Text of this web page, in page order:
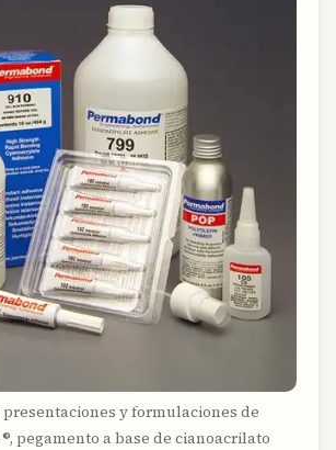
y formulaciones de
pegamento a base de cianoacrilato